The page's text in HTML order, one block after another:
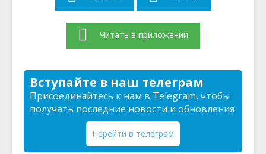
Читать в приложении
Вступайте в наш телеграм
Присоединяйтесь к нам в Telegram, чтобы
получать последние новости и обновления
Перейти в телеграм